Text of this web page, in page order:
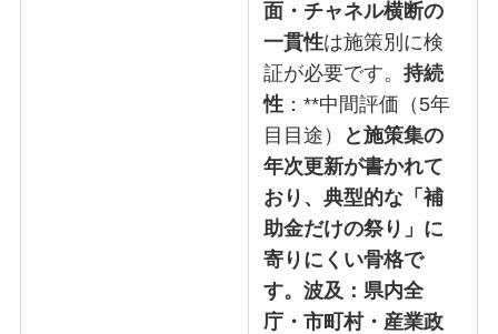
面・チャネル横断の
一貫性は施策別に検
証が必要です。持続
性 ：**中間評価（5年
目目途）
と施策集の
年次更新が書かれて
おり、典型的な「補
助金だけの祭り」に
寄りにくい骨格で
す。波及：県内全
庁・市町村・産業政